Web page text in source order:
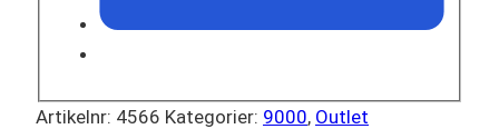
Artikelnr: 4566 Kategorier: 9000, Outlet